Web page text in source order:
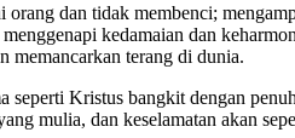
dan tidak membenci;
kedamaian dan
memancarkan terang di dunia.
Kristus bangkit dengan
mulia, dan keselamatan akan